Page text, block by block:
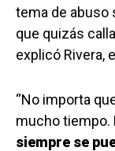
tema de abuso
que quizás
explicó Rivera,
“No importa
mucho tiempo.
siempre se